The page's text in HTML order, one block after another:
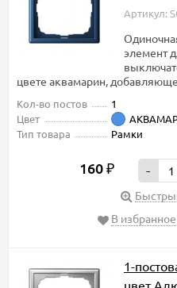
Артикул:
элемент
цвете аквамарин,
Кол-во постов
1
Цвет
Тип товара
Рамки
160 ₽ -
В избранное
1-